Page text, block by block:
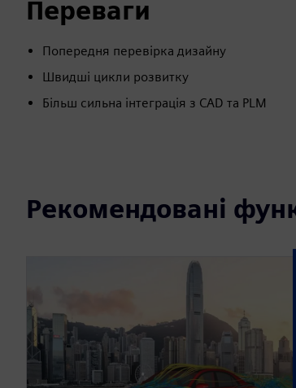
Переваги
Попередня перевірка дизайну
Швидші цикли розвитку
Більш сильна інтеграція з CAD та PLM
Рекомендовані